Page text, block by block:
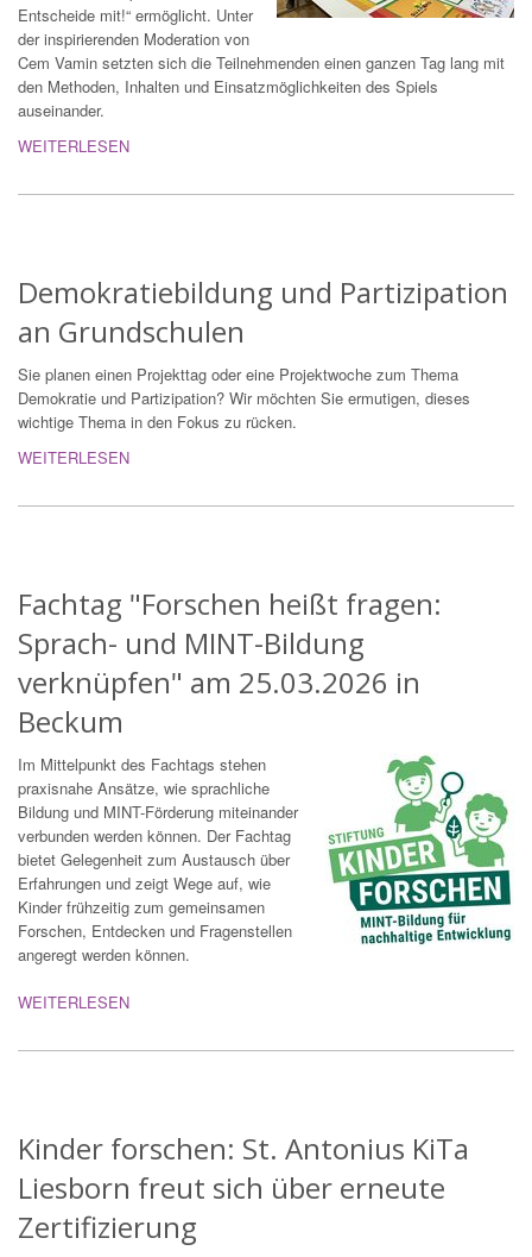
Entscheide mit!“ ermöglicht. Unter
der inspirierenden Moderation von
Cem Vamin setzten sich die Teilnehmenden einen ganzen Tag lang mit
den Methoden, Inhalten und Einsatzmöglichkeiten des Spiels
auseinander.
WEITERLESEN
Demokratiebildung und Partizipation
an Grundschulen
Sie planen einen Projekttag oder eine Projektwoche zum Thema
Demokratie und Partizipation? Wir möchten Sie ermutigen, dieses
wichtige Thema in den Fokus zu rücken.
WEITERLESEN
Fachtag "Forschen heißt fragen:
Sprach- und MINT-Bildung
verknüpfen" am 25.03.2026 in
Beckum
Im Mittelpunkt des Fachtags stehen
praxisnahe Ansätze, wie sprachliche
Bildung und MINT-Förderung miteinander
verbunden werden können. Der Fachtag
bietet Gelegenheit zum Austausch über
Erfahrungen und zeigt Wege auf, wie
Kinder frühzeitig zum gemeinsamen
Forschen, Entdecken und Fragenstellen
angeregt werden können.
WEITERLESEN
Kinder forschen: St. Antonius KiTa
Liesborn freut sich über erneute
Zertifizierung